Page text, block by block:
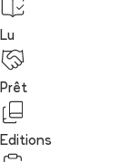
Lu
Prêt
Editions